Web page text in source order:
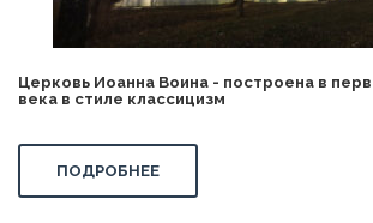
Церковь Иоанна Воина - построена в
века в стиле классицизм
ПОДРОБНЕЕ